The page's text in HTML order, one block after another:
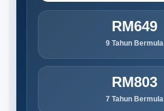
RM649
9 Tahun Bermula
RM803
7 Tahun Bermula